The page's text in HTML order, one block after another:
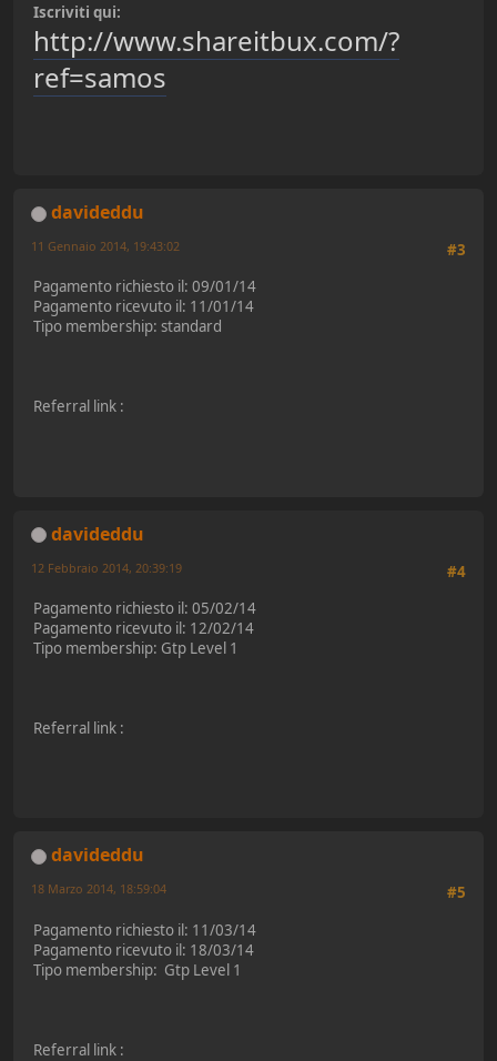
Iscriviti qui:
http://www.shareitbux.com/?
ref=samos
davideddu
#3
11 Gennaio 2014, 19:43:02
Pagamento richiesto il: 09/01/14
Pagamento ricevuto il: 11/01/14
Tipo membership: standard
Referral link :
davideddu
#4
12 Febbraio 2014, 20:39:19
Pagamento richiesto il: 05/02/14
Pagamento ricevuto il: 12/02/14
Tipo membership: Gtp Level 1
Referral link :
davideddu
#5
18 Marzo 2014, 18:59:04
Pagamento richiesto il: 11/03/14
Pagamento ricevuto il: 18/03/14
Tipo membership: Gtp Level 1
Referral link :